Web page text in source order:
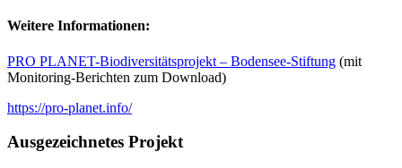
Weitere Informationen:
PRO PLANET-Biodiversitätsprojekt – Bodensee-Stiftung (mit
Monitoring-Berichten zum Download)
https://pro-planet.info/
Ausgezeichnetes Projekt